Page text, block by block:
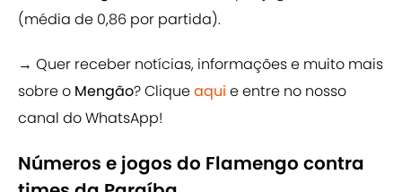
(média de 0,86 por partida).
→ Quer receber notícias, informações e muito mais
sobre o Mengão? Cliqueaqui e entre no nosso
canal do WhatsApp!
Números e jogos do Flamengo contra